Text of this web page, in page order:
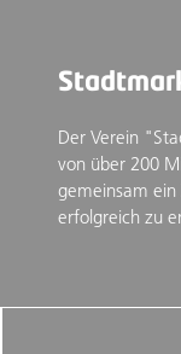
Der Verein
von über 200
gemeinsam ein
erfolgreich zu